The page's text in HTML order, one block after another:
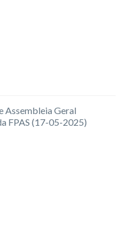
Assembleia Geral
FPAS (17-05-2025)